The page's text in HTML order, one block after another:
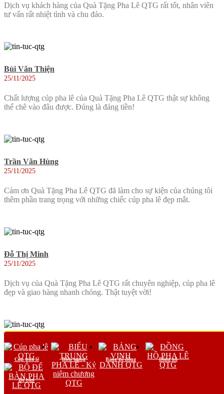
Dịch vụ khách hàng của Quà Tặng Pha Lê QTG rất tốt, nhân viên
tư vấn rất nhiệt tình và chu đáo.
Bùi Văn Thiện
25/11/2025
Chất lượng cúp pha lê của Quà Tặng Pha Lê QTG thật sự không
thể chê vào đâu được. Đúng là đáng tiền!
Trần Văn Hùng
25/11/2025
Cảm ơn Quà Tặng Pha Lê QTG đã làm cho sự kiện của chúng tôi
thêm phần trang trọng với những chiếc cúp pha lê đẹp mắt.
Đỗ Thị Minh
25/11/2025
Dịch vụ của Quà Tặng Pha Lê QTG rất chuyên nghiệp, cúp pha lê
đẹp và giao hàng nhanh chóng. Thật tuyệt vời!
Lê Thị Khánh
25/11/2025
Cúp pha lê tại Quà Tặng Pha Lê QTG không chỉ đẹp mà còn rất
bền, xứng đáng với giá trị của nó.
Cúp pha lê Biểu trưng Bảng gỗ đồng Đồng hồ
Để bàn